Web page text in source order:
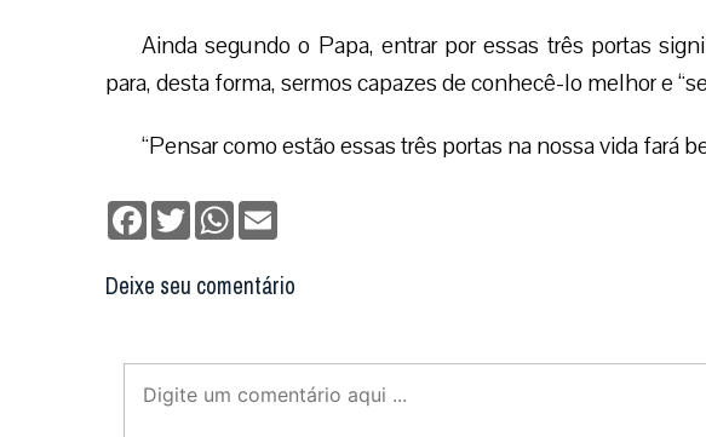
Ainda segundo o Papa, entrar por essas três portas
para, desta forma, sermos capazes de conhecê-lo melhor e
“Pensar como estão essas três portas na nossa vida fará
Facebook
TwitterWhatsApp
Deixe seu comentário